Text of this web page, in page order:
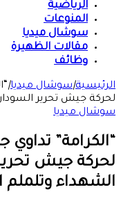
الرياضية
المنوعات
سوشال ميديا
مقالات الظهيرة
وظائف
الرئيسية|سوشال ميديا|
لحركة جيش تحرير
سوشال ميديا
“الكرامة” تداوي
لحركة جيش
الشهداء وتلملم